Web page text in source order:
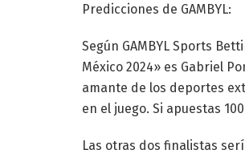
Predicciones de GAMBYL:
Según GAMBYL Sports
México 2024» es Gabriel
amante de los deportes
en el juego. Si apuestas
Las otras dos finalistas